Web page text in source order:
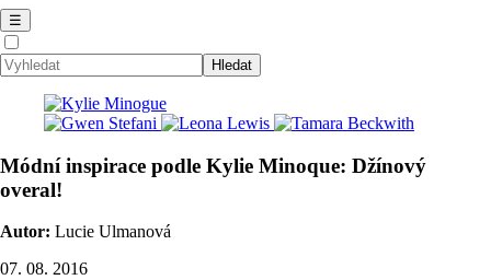
☰
Módní inspirace podle Kylie Minoque: Džínový
overal!
Autor: Lucie Ulmanová
07. 08. 2016